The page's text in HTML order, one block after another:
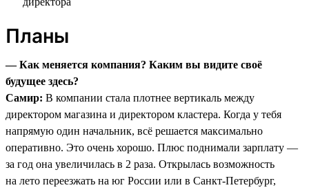
Планы
— Как меняется компания? Каким вы видите своё
будущее здесь?
Самир: В компании стала плотнее вертикаль между
директором магазина и директором кластера. Когда у тебя
напрямую один начальник, всё решается максимально
оперативно. Это очень хорошо. Плюс поднимали зарплату —
за год она увеличилась в 2 раза. Открылась возможность
на лето переезжать на юг России или в Санкт-Петербург,